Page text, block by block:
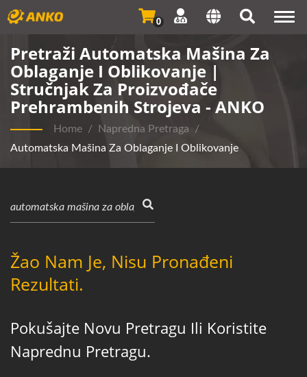
0
Pretraži Automatska Mašina Za
Oblaganje I Oblikovanje |
Stručnjak Za Proizvođače
Prehrambenih Strojeva - ANKO
Home / Napredna Pretraga
/
Automatska Mašina Za Oblaganje I Oblikovanje
Žao Nam Je, Nisu Pronađeni
Rezultati.
Pokušajte Novu Pretragu Ili Koristite
Naprednu Pretragu.